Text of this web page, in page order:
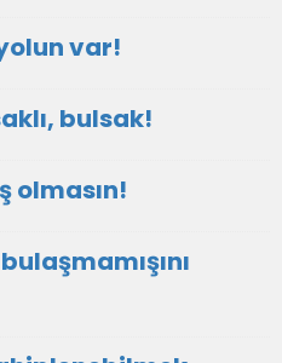
var!
bulsak!
olmasın!